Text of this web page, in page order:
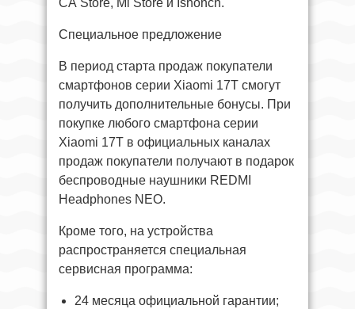
CA Store, Mi Store и Ishonch.
Специальное предложение
В период старта продаж покупатели
смартфонов серии Xiaomi 17T смогут
получить дополнительные бонусы. При
покупке любого смартфона серии
Xiaomi 17T в официальных каналах
продаж покупатели получают в подарок
беспроводные наушники REDMI
Headphones NEO.
Кроме того, на устройства
распространяется специальная
сервисная программа:
24 месяца официальной гарантии;